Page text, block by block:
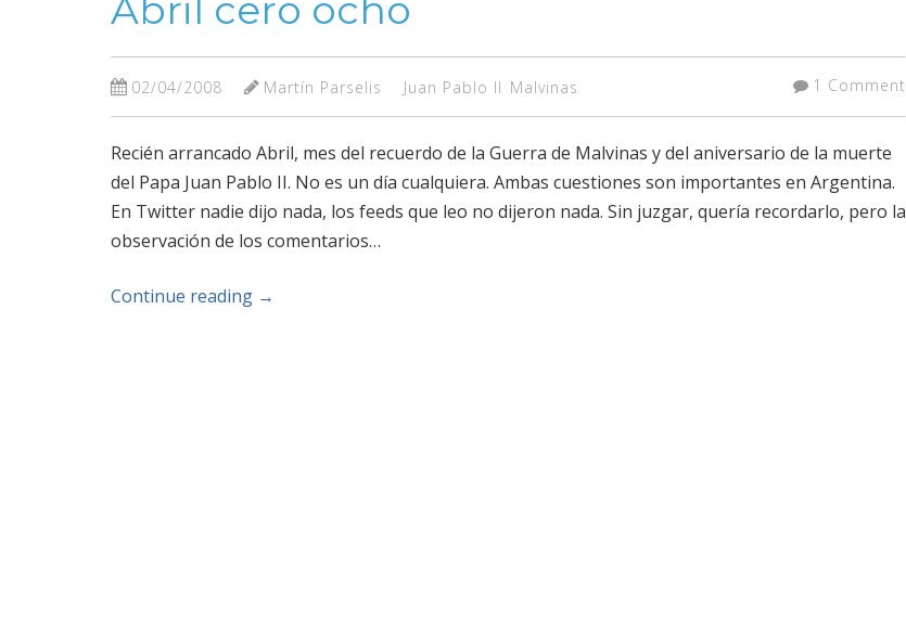
Abril cero ocho
02/04/2008 Martín Parselis Juan Pablo II Malvinas 1 Comment
Recién arrancado Abril, mes del recuerdo de la Guerra de Malvinas y del aniversario de la muerte
del Papa Juan Pablo II. No es un día cualquiera. Ambas cuestiones son importantes en Argentina.
En Twitter nadie dijo nada, los feeds que leo no dijeron nada. Sin juzgar, quería recordarlo, pero la
observación de los comentarios…
Continue reading →